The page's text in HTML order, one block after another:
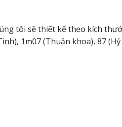
tôi sẽ thiết kế theo kích
1m07 (Thuận khoa), 87